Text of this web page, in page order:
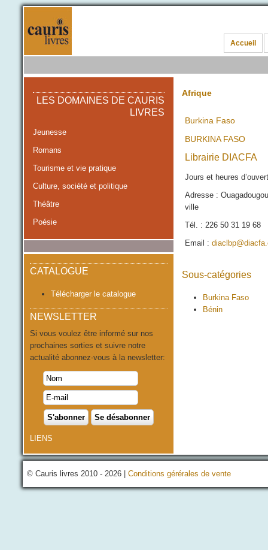
Accueil
LES DOMAINES DE CAURIS
LIVRES
Jeunesse
Romans
Tourisme et vie pratique
Culture, société et politique
Théâtre
Poésie
CATALOGUE
Télécharger le catalogue
NEWSLETTER
Si vous voulez être informé sur nos
prochaines sorties et suivre notre
actualité abonnez-vous à la newsletter:
LIENS
Afrique
Burkina Faso
BURKINA FASO
Librairie DIACFA
Jours et heures
Adresse :
ville
Tél. : 226 50 31 19 68
Email :
Sous-catégories
Burkina Faso
Bénin
© Cauris livres 2010 - 2026 | Conditions gérérales de vente